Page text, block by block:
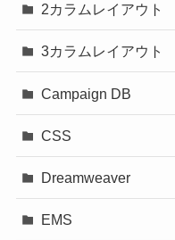
2カラムレイアウト
3カラムレイアウト
Campaign DB
CSS
Dreamweaver
EMS